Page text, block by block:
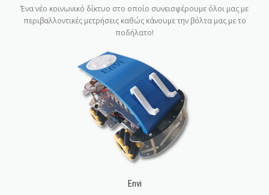
Ένα νέο κοινωνικό δίκτυο στο οποίο συνεισφέρουμε όλοι μας με
περιβαλλοντικές μετρήσεις καθώς κάνουμε την βόλτα μας με το
ποδήλατο!
Envi